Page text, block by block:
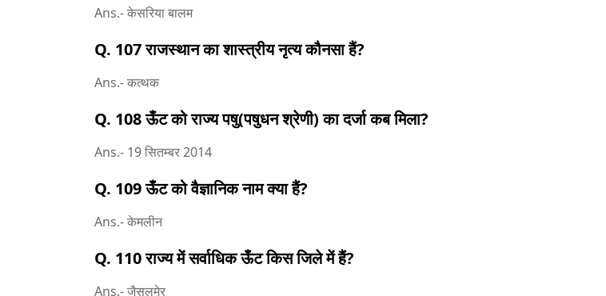
Ans.- केसरिया बालम
Q. 107 राजस्थान का शास्त्रीय नृत्य कौनसा हैं?
Ans.- कत्थक
Q. 108 ऊँट को राज्य पषु(पषुधन श्रेणी) का दर्जा कब मिला?
Ans.- 19 सितम्बर 2014
Q. 109 ऊँट को वैज्ञानिक नाम क्या हैं?
Ans.- केमलीन
Q. 110 राज्य में सर्वाधिक ऊँट किस जिले में हैं?
Ans.- जैसलमेर